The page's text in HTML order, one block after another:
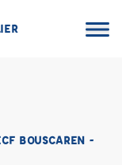
BOUSCAREN -